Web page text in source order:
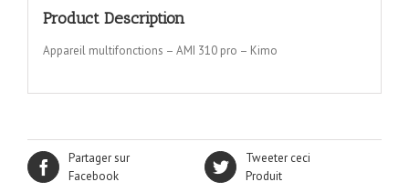
Product Description
Appareil multifonctions – AMI 310 pro – Kimo
Partager sur
Facebook
Tweeter ceci
Produit